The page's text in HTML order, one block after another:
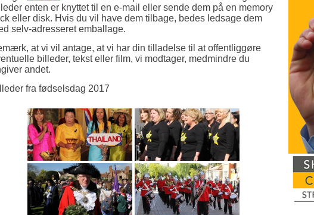
enten er knyttet til en e-mail eller sende dem på en memory
eller disk. Hvis du vil have dem tilbage, bedes ledsage dem
selv-adresseret emballage.
at vi vil antage, at vi har din tilladelse til at offentliggøre
billeder, tekst eller film, vi modtager, medmindre du
andet.
fra fødselsdag 2017